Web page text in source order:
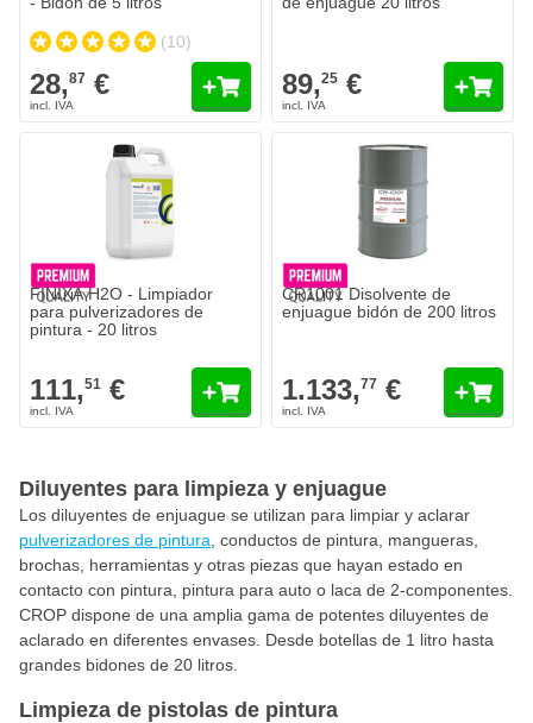
(10)
28,87 € 89,25 €
FINIXA H2O - Limpiador
para pulverizadores de
pintura - 20 litros
111,51 €
CR1001 Disolvente de
enjuague bidón de 200 litros
1.133,77 €
Diluyentes para limpieza y enjuague
Los diluyentes de enjuague se utilizan para limpiar y aclarar
pulverizadores de pintura , conductos de pintura, mangueras,
brochas, herramientas y otras piezas que hayan estado en
contacto con pintura, pintura para auto o laca de 2-componentes.
CROP dispone de una amplia gama de potentes diluyentes de
aclarado en diferentes envases. Desde botellas de 1 litro hasta
grandes bidones de 20 litros.
Limpieza de pistolas de pintura